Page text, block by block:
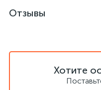
Отзывы
Хотите